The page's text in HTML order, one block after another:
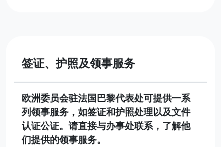
签证、护照及领事服务
欧洲委员会驻法国巴黎代表处可提供一系
列领事服务，如签证和护照处理以及文件
认证公证。请直接与办事处联系，了解他
们提供的领事服务。